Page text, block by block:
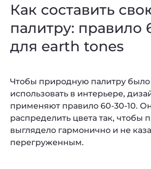
Как составить
палитру: правило
для earth tones
Чтобы природную палитру
использовать в интерьере,
применяют правило 60-30-10.
распределить цвета так, чтобы
выглядело гармонично и не
перегруженным.